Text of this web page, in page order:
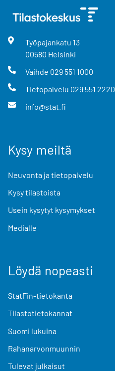
Työpajankatu 13
00580 Helsinki
Vaihde 029 551 1000
Tietopalvelu 029 551 2220
info@stat.fi
Kysy meiltä
Neuvonta ja tietopalvelu
Kysy tilastoista
Usein kysytyt kysymykset
Medialle
Löydä nopeasti
StatFin-tietokanta
Tilastotietokannat
Suomi lukuina
Rahanarvonmuunnin
Tulevat julkaisut